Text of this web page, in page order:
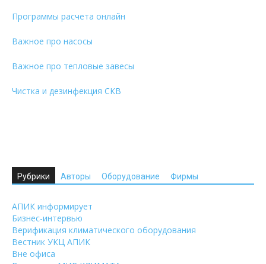
Программы расчета онлайн
Важное про насосы
Важное про тепловые завесы
Чистка и дезинфекция СКВ
Рубрики Авторы Оборудование Фирмы
АПИК информирует
Бизнес-интервью
Верификация климатического оборудования
Вестник УКЦ АПИК
Вне офиса